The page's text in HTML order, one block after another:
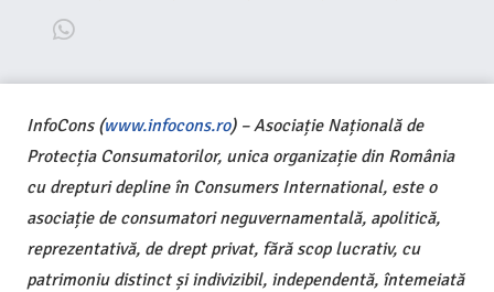
InfoCons (www.infocons.ro) – Asociație Națională de
Protecția Consumatorilor, unica organizație din România
cu drepturi depline în Consumers International, este o
asociație de consumatori neguvernamentală, apolitică,
reprezentativă, de drept privat, fără scop lucrativ, cu
patrimoniu distinct și indivizibil, independentă, întemeiată